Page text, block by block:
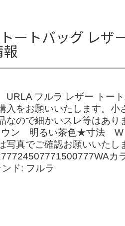
ートバッグ レ
URLA フルラ レザー ト
入をお願いいたします。
なので細かいスレ等はあ
ラウン 明るい茶色★
写真でご確認お願いいた
カ
ド: フルラ